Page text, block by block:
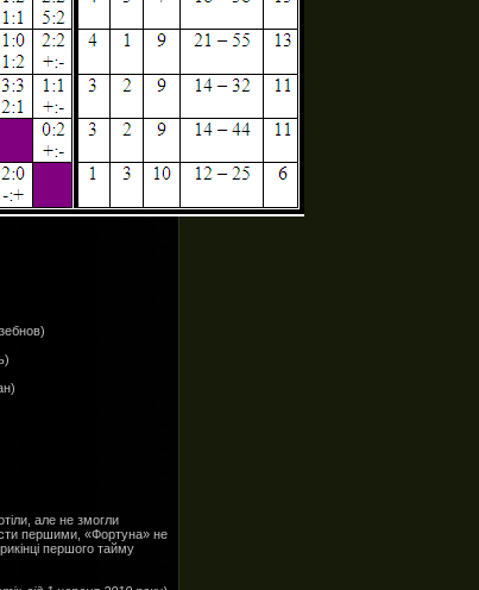
але не змогли
першими, «Фортуна» не
першого тайму